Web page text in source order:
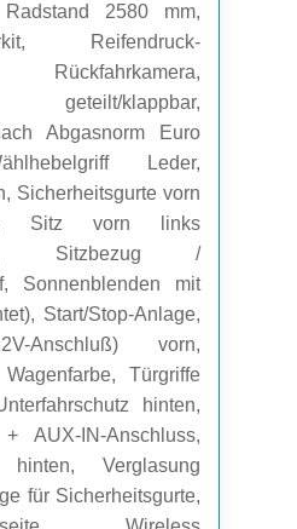
2580 mm,
Reifendruck-
Rückfahrkamera,
geteilt/klappbar,
Abgasnorm Euro
Leder,
Sicherheitsgurte vorn
Sitz vorn links
Sitzbezug /
Sonnenblenden mit
Start/Stop-Anlage,
Anschluß) vorn,
Türgriffe
hinten,
AUX-IN-Anschluss,
hinten, Verglasung
für Sicherheitsgurte,